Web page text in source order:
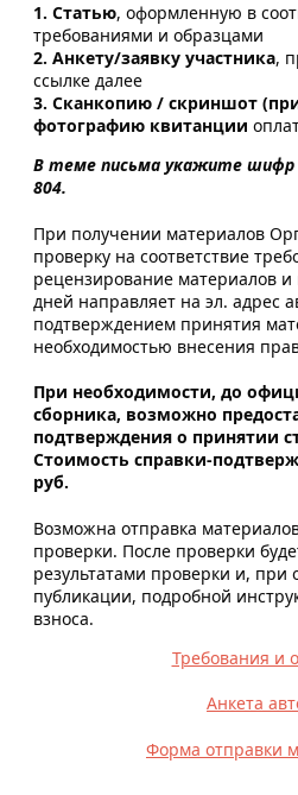
1. Статью, оформленную в
требованиями и образцами
2. Анкету/заявку участника,
ссылке далее
3. Сканкопию / скриншот
фотографию квитанции
В теме письма укажите шифр
804.
При получении материалов
проверку на соответствие
рецензирование материалов
дней направляет на эл. адрес
подтверждением принятия
необходимостью внесения
При необходимости, до
сборника, возможно
подтверждения о принятии
Стоимость справки-
руб.
Возможна отправка
проверки. После проверки
результатами проверки и, при
публикации, подробной
взноса.
Требования и
Анкета
Форма отправки